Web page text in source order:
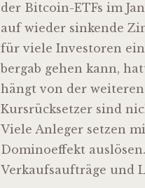
der Bitcoin-ETFs im
auf wieder sinkende
für viele Investoren
bergab gehen kann,
hängt von der
Kursrücksetzer sind
Viele Anleger setzen
Dominoeffekt
Verkaufsaufträge und